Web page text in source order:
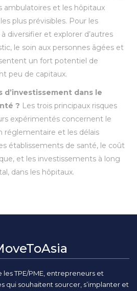
ambulatoires et les hôpitaux
plus prévisibles. Pour les
diversifier et explorer d’autres
le soin aux personnes âgées et
un fort potentiel de
peu de capitaux.
d’investissement dans le
? Les trois principaux risques
expérimentés concernent le
réglementaire et les délais
établissements de santé, le coût
et les investissements à long
dans les hôpitaux.
TPE/PME, entrepreneurs et
qui souhaitent sourcer, s’implanter et